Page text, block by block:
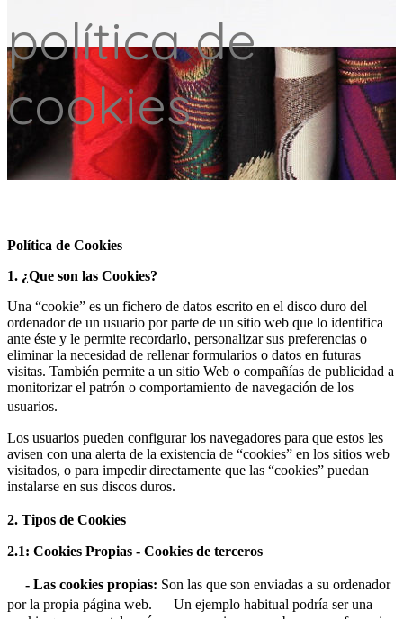
política de
cookies
Política de Cookies
1. ¿Que son las Cookies?
Una “cookie” es un fichero de datos escrito en el disco duro del
ordenador de un usuario por parte de un sitio web que lo identifica
ante éste y le permite recordarlo, personalizar sus preferencias o
eliminar la necesidad de rellenar formularios o datos en futuras
visitas. También permite a un sitio Web o compañías de publicidad a
monitorizar el patrón o comportamiento de navegación de los
usuarios.
Los usuarios pueden configurar los navegadores para que estos les
avisen con una alerta de la existencia de “cookies” en los sitios web
visitados, o para impedir directamente que las “cookies” puedan
instalarse en sus discos duros.
2. Tipos de Cookies
2.1: Cookies Propias - Cookies de terceros
- Las cookies propias: Son las que son enviadas a su ordenador
por la propia página web. Un ejemplo habitual podría ser una